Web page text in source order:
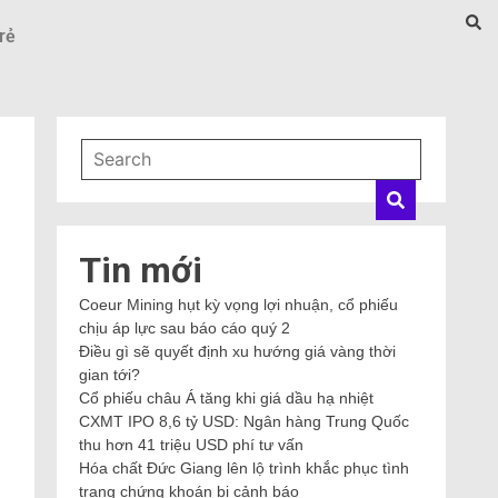
Tin mới
Coeur Mining hụt kỳ vọng lợi nhuận, cổ phiếu
chịu áp lực sau báo cáo quý 2
Điều gì sẽ quyết định xu hướng giá vàng thời
gian tới?
Cổ phiếu châu Á tăng khi giá dầu hạ nhiệt
CXMT IPO 8,6 tỷ USD: Ngân hàng Trung Quốc
thu hơn 41 triệu USD phí tư vấn
Hóa chất Đức Giang lên lộ trình khắc phục tình
trạng chứng khoán bị cảnh báo